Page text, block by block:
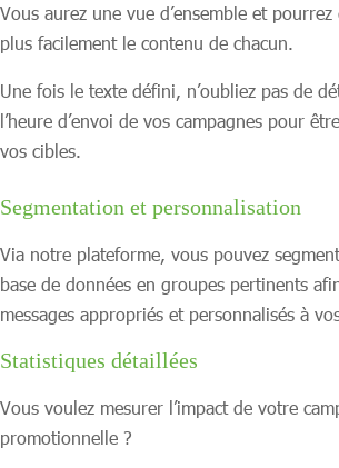
Vous aurez une vue d’ensemble et
plus facilement le contenu de chacun.
Une fois le texte défini, n’oubliez pas de
l’heure d’envoi de vos campagnes pour
vos cibles.
Segmentation et personnalisation
Via notre plateforme, vous pouvez
base de données en groupes pertinents
messages appropriés et personnalisés à
Statistiques détaillées
Vous voulez mesurer l’impact de votre
promotionnelle ?